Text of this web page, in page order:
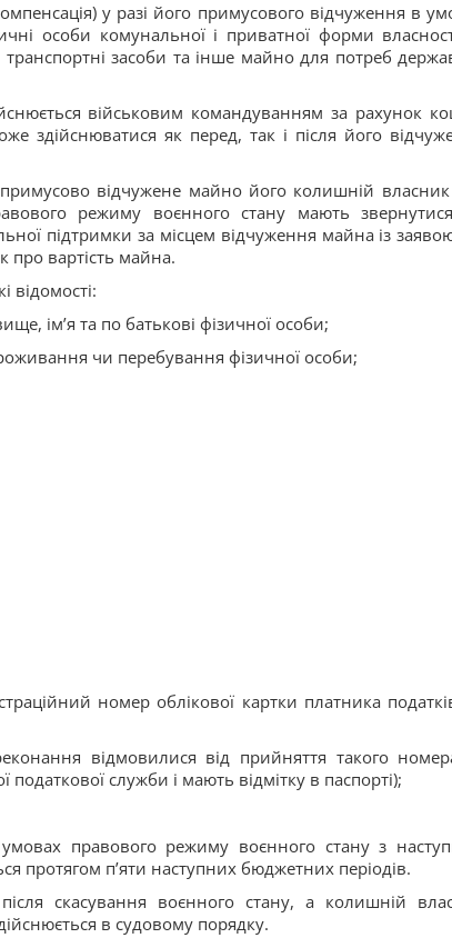
у разі його примусового відчуження в
особи комунальної і приватної форми
транспортні засоби та інше майно для потреб
військовим командуванням за рахунок
здійснюватися як перед, так і після його
відчужене майно його колишній
режиму воєнного стану мають
підтримки за місцем відчуження майна із
про вартість майна.
відомості:
ім’я та по батькові фізичної особи;
чи перебування фізичної особи;
номер облікової картки платника
відмовилися від прийняття такого
служби і мають відмітку в паспорті);
правового режиму воєнного стану з
протягом п’яти наступних бюджетних періодів.
скасування воєнного стану, а колишній
в судовому порядку.